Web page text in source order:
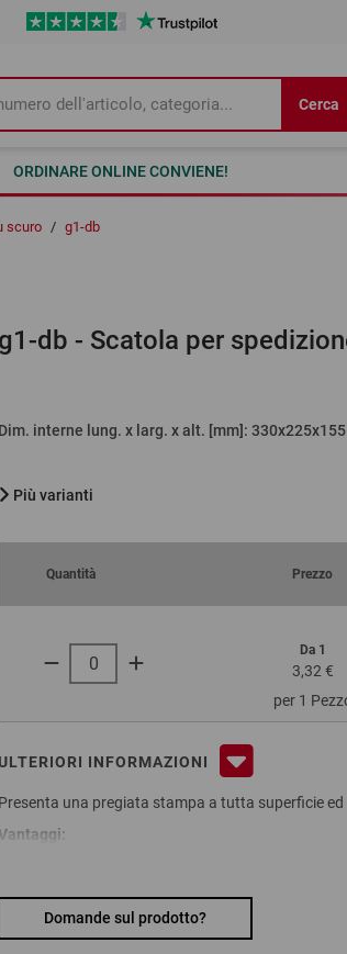
Cerca
ORDINARE ONLINE CONVIENE!
scuro / g1-db
g1-db - Scatola per
Dim. interne lung. x larg. x alt. [mm] : 330x225x155
Più varianti
Quantità Prezzo
Da 1
3,32 €
per 1
ULTERIORI INFORMAZIONI
Presenta una pregiata stampa a tutta superficie
l''onda bassa B consente di risparmiare spazio di
Domande sul prodotto?